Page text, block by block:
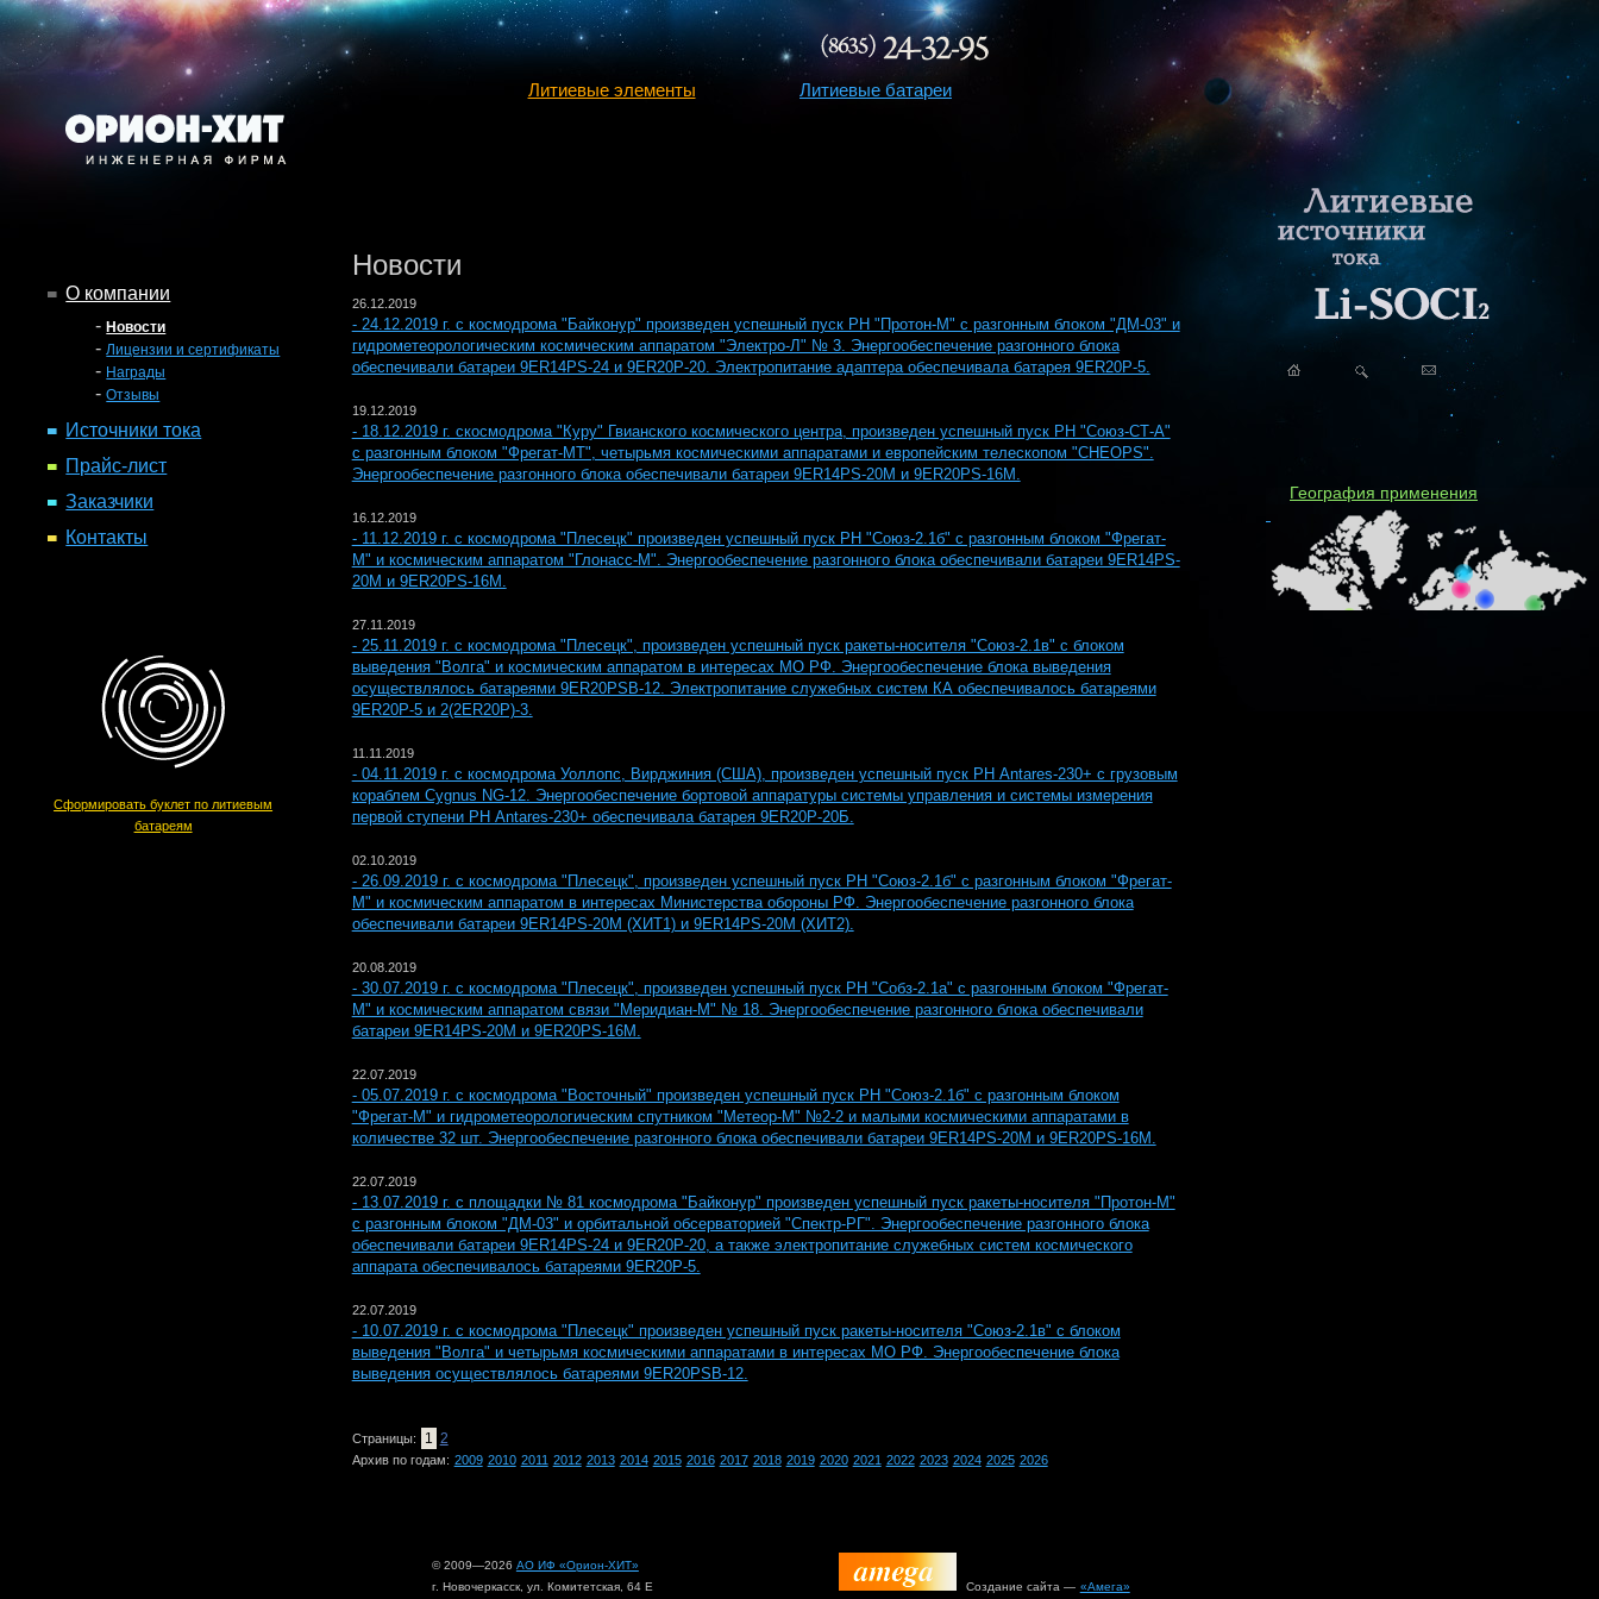
География применения
О компании
-Новости
- Лицензии и сертификаты
- Награды
-Отзывы
Источники тока
Прайс-лист
Заказчики
Контакты
Сформировать буклет по литиевым
батареям
Новости
26.12.2019
- 24.12.2019 г. с космодрома "Байконур" произведен успешный пуск РН "Протон-М" с разгонным блоком "ДМ-03" и
гидрометеорологическим космическим аппаратом "Электро-Л" № 3. Энергообеспечение разгонного блока
обеспечивали батареи 9ER14PS-24 и 9ER20P-20. Электропитание адаптера обеспечивала батарея 9ER20P-5.
19.12.2019
- 18.12.2019 г. скосмодрома "Куру" Гвианского космического центра, произведен успешный пуск РН "Союз-СТ-А"
с разгонным блоком "Фрегат-МТ", четырьмя космическими аппаратами и европейским телескопом "CHEOPS".
Энергообеспечение разгонного блока обеспечивали батареи 9ER14PS-20M и 9ER20PS-16M.
16.12.2019
- 11.12.2019 г. с космодрома "Плесецк" произведен успешный пуск РН "Союз-2.1б" с разгонным блоком "Фрегат-
М" и космическим аппаратом "Глонасс-М". Энергообеспечение разгонного блока обеспечивали батареи 9ER14PS-
20M и 9ER20PS-16M.
27.11.2019
- 25.11.2019 г. с космодрома "Плесецк", произведен успешный пуск ракеты-носителя "Союз-2.1в" с блоком
выведения "Волга" и космическим аппаратом в интересах МО РФ. Энергообеспечение блока выведения
осуществлялось батареями 9ER20PSB-12. Электропитание служебных систем КА обеспечивалось батареями
9ER20P-5 и 2(2ER20P)-3.
11.11.2019
- 04.11.2019 г. с космодрома Уоллопс, Вирджиния (США), произведен успешный пуск РН Antares-230+ с грузовым
кораблем Cygnus NG-12. Энергообеспечение бортовой аппаратуры системы управления и системы измерения
первой ступени РН Antares-230+ обеспечивала батарея 9ER20P-20Б.
02.10.2019
- 26.09.2019 г. с космодрома "Плесецк", произведен успешный пуск РН "Союз-2.1б" с разгонным блоком "Фрегат-
М" и космическим аппаратом в интересах Министерства обороны РФ. Энергообеспечение разгонного блока
обеспечивали батареи 9ER14PS-20M (ХИТ1) и 9ER14PS-20M (ХИТ2).
20.08.2019
- 30.07.2019 г. с космодрома "Плесецк", произведен успешный пуск РН "Собз-2.1а" с разгонным блоком "Фрегат-
М" и космическим аппаратом связи "Меридиан-М" № 18. Энергообеспечение разгонного блока обеспечивали
батареи 9ER14PS-20M и 9ER20PS-16M.
22.07.2019
- 05.07.2019 г. с космодрома "Восточный" произведен успешный пуск РН "Союз-2.1б" с разгонным блоком
"Фрегат-М" и гидрометеорологическим спутником "Метеор-М" №2-2 и малыми космическими аппаратами в
количестве 32 шт. Энергообеспечение разгонного блока обеспечивали батареи 9ER14PS-20M и 9ER20PS-16M.
22.07.2019
- 13.07.2019 г. с площадки № 81 космодрома "Байконур" произведен успешный пуск ракеты-носителя "Протон-М"
с разгонным блоком "ДМ-03" и орбитальной обсерваторией "Спектр-РГ". Энергообеспечение разгонного блока
обеспечивали батареи 9ER14PS-24 и 9ER20P-20, а также электропитание служебных систем космического
аппарата обеспечивалось батареями 9ER20P-5.
22.07.2019
- 10.07.2019 г. с космодрома "Плесецк" произведен успешный пуск ракеты-носителя "Союз-2.1в" с блоком
выведения "Волга" и четырьмя космическими аппаратами в интересах МО РФ. Энергообеспечение блока
выведения осуществлялось батареями 9ER20PSB-12.
Страницы: 1 2
Архив по годам: 2009 2010 2011 2012 2013 2014 2015 2016 2017 2018 2019 2020 2021 2022 2023 2024 2025 2026
© 2009—2026 АО ИФ «Орион-ХИТ»
г. Новочеркасск, ул. Комитетская, 64 Е
Создание сайта — «Амега»
Литиевые элементы Литиевые батареи